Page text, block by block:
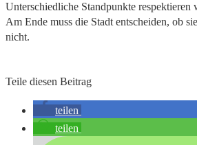
Unterschiedliche Standpunkte respektieren
Am Ende muss die Stadt entscheiden, ob
nicht.
Teile diesen Beitrag
teilen
teilen